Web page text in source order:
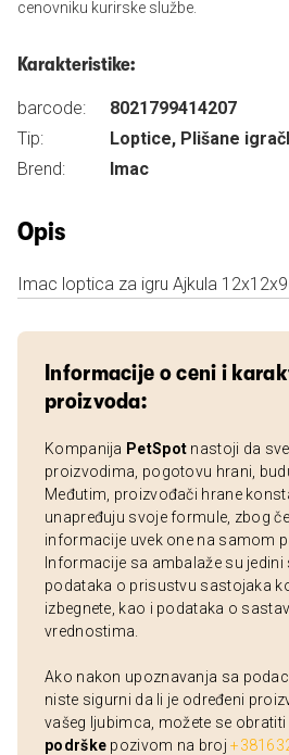
cenovniku kurirske službe.
Karakteristike:
barcode:
8021799414207
Tip:
Loptice, Plišane
Brend:
Imac
Opis
Imac loptica za igru Ajkula
Informacije o ceni i
proizvoda:
Kompanija PetSpot nastoji da
proizvodima, pogotovu hrani,
Međutim, proizvođači hrane
unapređuju svoje formule, zbog
informacije uvek one na samom
Informacije sa ambalaže su
podataka o prisustvu sastojaka
izbegnete, kao i podataka o
vrednostima.
Ako nakon upoznavanja sa
niste sigurni da li je određeni
vašeg ljubimca, možete se obratiti
podrške pozivom na broj